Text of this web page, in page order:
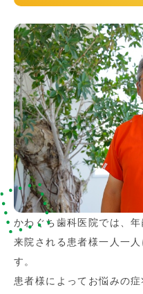
かわぐち歯科医院では、
来院される患者様一人一
す。
患者様によってお悩みの